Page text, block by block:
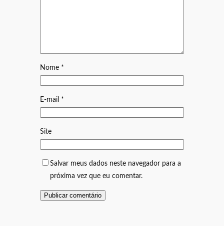
Nome *
E-mail *
Site
Salvar meus dados neste navegador para a
próxima vez que eu comentar.